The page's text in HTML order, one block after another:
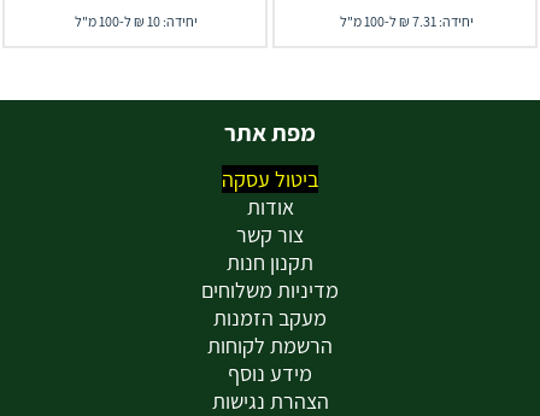
יחידה: 7.31 ₪ ל-100 מ"ל יחידה: 10 ₪ ל-100 מ"ל
מפת אתר
ביטול עסקה
אודות
צור קשר
תקנון חנות
מדיניות משלוחים
מעקב הזמנות
הרשמת לקוחות
מידע נוסף
הצהרת נגישות